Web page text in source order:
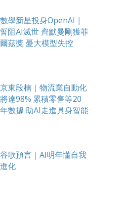
數學新星投身OpenAI｜
誓阻AI滅世 齊默曼剛獲菲
爾茲獎 憂大模型失控
京東段楠｜物流業自動化
將達98% 累積零售等20
年數據 助AI走進具身智能
谷歌預言｜AI明年懂自我
進化